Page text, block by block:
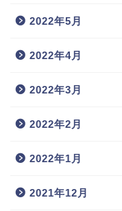
2022年5月
2022年4月
2022年3月
2022年2月
2022年1月
2021年12月